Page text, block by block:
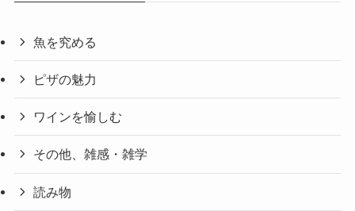
魚を究める
ピザの魅力
ワインを愉しむ
その他、雑感・雑学
読み物